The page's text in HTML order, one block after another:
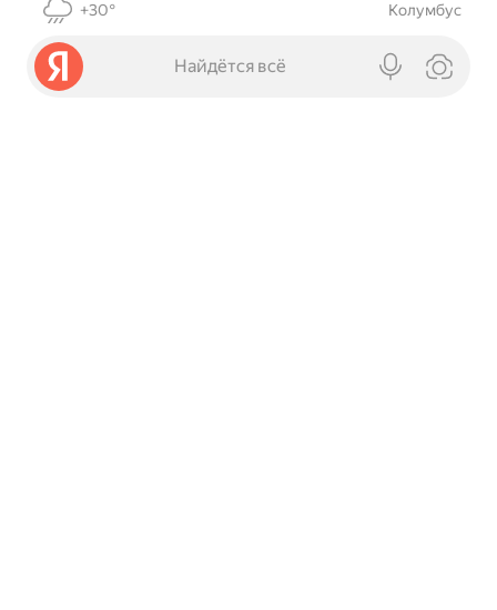
+30° Колумбус
Найдётся всё